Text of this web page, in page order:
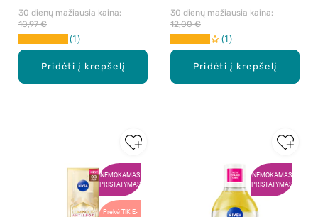
Pridėti į krepšelį
30 dienų mažiausia kaina:
10,97 €
1
Pridėti į krepšelį
30 dienų mažiausia kaina:
12,00 €
1
NEMOKAMAS
PRISTATYMAS
Prekė TIK E-
NEMOKAMAS
PRISTATYMAS